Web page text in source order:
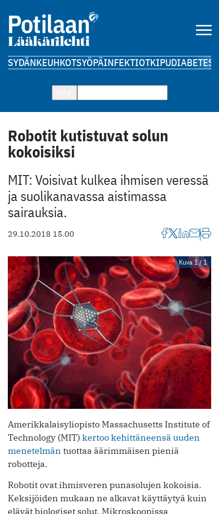
SYDÄNKEUHKOTSYÖPÄINFEKTIOTKIPUDIABETES
Robotit kutistuvat solun
kokoisiksi
MIT: Voisivat kulkea ihmisen veressä
ja suolikanavassa aistimassa
sairauksia.
29.10.2018 15.00
Kuva 1 / 1
Amerikkalaisyliopisto Massachusetts Institute of
Technology (MIT) kertoo kehittäneensä uuden
menetelmän tuottaa äärimmäisen pieniä
robotteja.
Robotit ovat ihmisveren punasolujen kokoisia.
Keksijöiden mukaan ne alkavat käyttäytyä kuin
elävät biologiset solut. Mikroskoopissa